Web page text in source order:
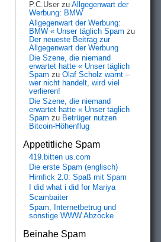
P.C.User zu Allgegenwart der
Werbung: BMW
Allgegenwart der Werbung:
BMW « Unser täglich Spam zu
Der neueste Beitrag zur
Allgegenwart der Werbung
Die Szene, die niemand
erwartet hatte « Unser täglich
Spam zu Olaf Scholz warnt –
wer nicht handelt, wird viel
verlieren!
Die Szene, die niemand
erwartet hatte « Unser täglich
Spam zu Betrüger nutzen
Bitcoin-Höhenflug
Appetitliche Spam
419.bitten us.com
Die erste Spam (englisch)
Hirnfick 2.0: Spaß mit Spam
I did what i did for Mariya
Scambaiter
Spam, Internetbetrug und
sonstige WWW Abzocke
Beinahe Spam